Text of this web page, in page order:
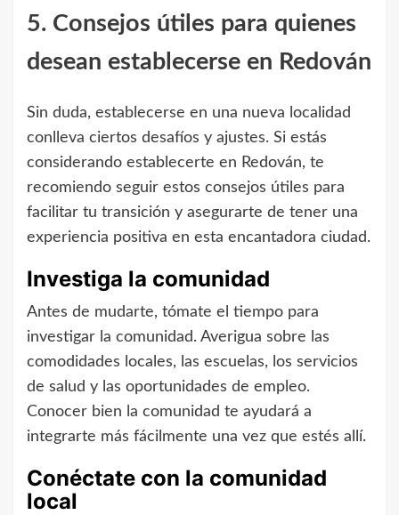
5. Consejos útiles para quienes
desean establecerse en Redován
Sin duda, establecerse en una nueva localidad
conlleva ciertos desafíos y ajustes. Si estás
considerando establecerte en Redován, te
recomiendo seguir estos consejos útiles para
facilitar tu transición y asegurarte de tener una
experiencia positiva en esta encantadora ciudad.
Investiga la comunidad
Antes de mudarte, tómate el tiempo para
investigar la comunidad. Averigua sobre las
comodidades locales, las escuelas, los servicios
de salud y las oportunidades de empleo.
Conocer bien la comunidad te ayudará a
integrarte más fácilmente una vez que estés allí.
Conéctate con la comunidad
local